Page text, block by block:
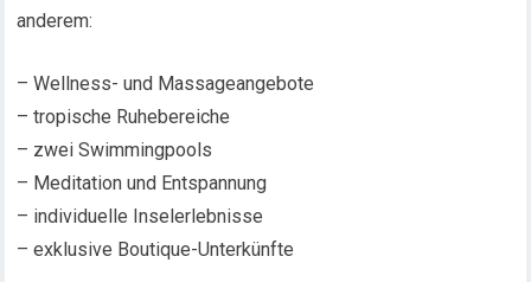
anderem:
– Wellness- und Massageangebote
– tropische Ruhebereiche
– zwei Swimmingpools
– Meditation und Entspannung
– individuelle Inselerlebnisse
– exklusive Boutique-Unterkünfte